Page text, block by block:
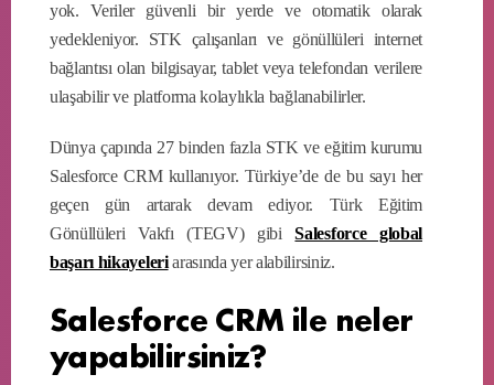
yok. Veriler güvenli bir yerde ve otomatik olarak
yedekleniyor. STK çalışanları ve gönüllüleri internet
bağlantısı olan bilgisayar, tablet veya telefondan verilere
ulaşabilir ve platforma kolaylıkla bağlanabilirler.
Dünya çapında 27 binden fazla STK ve eğitim kurumu
Salesforce CRM kullanıyor. Türkiye’de de bu sayı her
geçen gün artarak devam ediyor. Türk Eğitim
Gönüllüleri Vakfı (TEGV) gibiSalesforce global
başarı hikayeleri arasında yer alabilirsiniz.
Salesforce CRM ile neler
yapabilirsiniz?